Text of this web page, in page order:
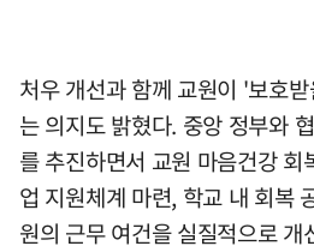
처우 개선과 함께 교원이 '보호
는 의지도 밝혔다. 중앙 정부와
를 추진하면서 교원 마음건강
업 지원체계 마련, 학교 내 회복
원의 근무 여건을 실질적으로 개